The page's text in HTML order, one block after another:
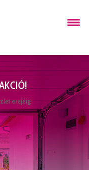
erejéig!